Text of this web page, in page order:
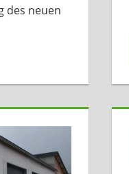
des neuen